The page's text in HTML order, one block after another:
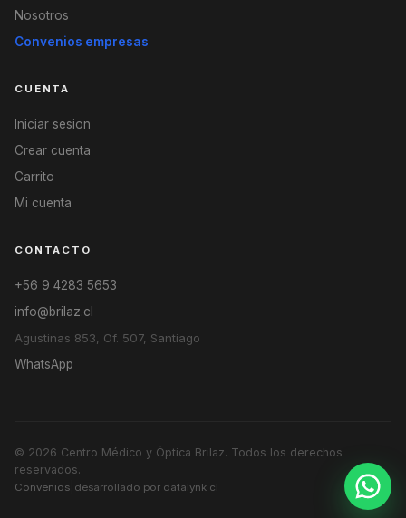
Nosotros
Convenios empresas
CUENTA
Iniciar sesion
Crear cuenta
Carrito
Mi cuenta
CONTACTO
+56 9 4283 5653
info@brilaz.cl
Agustinas 853, Of. 507, Santiago
WhatsApp
© 2026 Centro Médico y Óptica Brilaz. Todos los derechos
reservados.
Convenios desarrollado por datalynk.cl